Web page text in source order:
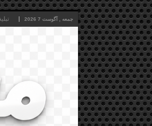
جمعه , آگوست 7 2026